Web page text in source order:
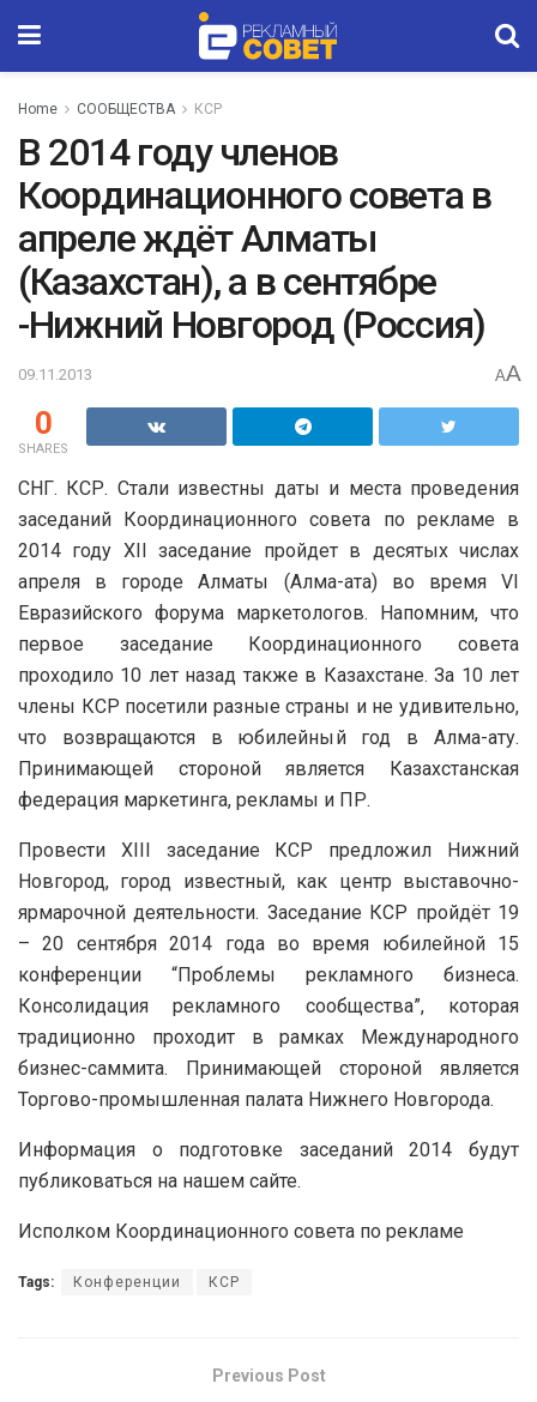
Home СООБЩЕСТВА КСР
В 2014 году членов
Координационного совета в
апреле ждёт Алматы
(Казахстан), а в сентябре
-Нижний Новгород (Россия)
09.11.2013 AA
0
SHARES
СНГ. КСР. Стали известны даты и места проведения
заседаний Координационного совета по рекламе в
2014 году XII заседание пройдет в десятых числах
апреля в городе Алматы (Алма-ата) во время VI
Евразийского форума маркетологов. Напомним, что
первое заседание Координационного совета
проходило 10 лет назад также в Казахстане. За 10 лет
члены КСР посетили разные страны и не удивительно,
что возвращаются в юбилейный год в Алма-ату.
Принимающей стороной является Казахстанская
федерация маркетинга, рекламы и ПР.
Провести XIII заседание КСР предложил Нижний
Новгород, город известный, как центр выставочно-
ярмарочной деятельности. Заседание КСР пройдёт 19
– 20 сентября 2014 года во время юбилейной 15
конференции “Проблемы рекламного бизнеса.
Консолидация рекламного сообщества”, которая
традиционно проходит в рамках Международного
бизнес-саммита. Принимающей стороной является
Торгово-промышленная палата Нижнего Новгорода.
Информация о подготовке заседаний 2014 будут
публиковаться на нашем сайте.
Исполком Координационного совета по рекламе
Tags: Конференции КСР
Previous Post